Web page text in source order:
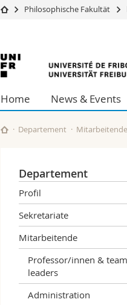
Studium
Campus
Universität
Weiterbildung
Philosophische Fakultät
Universität
Freiburg
Home News & Events
Departement Mitarbeitende
Departement
Profil
Sekretariate
Mitarbeitende
Professor/innen & team
leaders
Administration